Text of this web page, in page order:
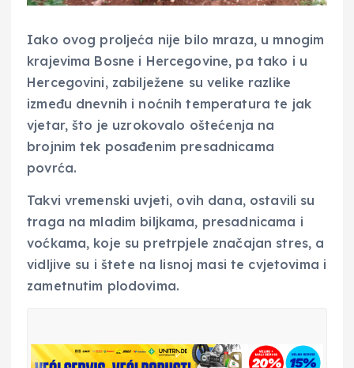
Iako ovog proljeća nije bilo mraza, u mnogim
krajevima Bosne i Hercegovine, pa tako i u
Hercegovini, zabilježene su velike razlike
između dnevnih i noćnih temperatura te jak
vjetar, što je uzrokovalo oštećenja na
brojnim tek posađenim presadnicama
povrća.
Takvi vremenski uvjeti, ovih dana, ostavili su
traga na mladim biljkama, presadnicama i
voćkama, koje su pretrpjele značajan stres, a
vidljive su i štete na lisnoj masi te cvjetovima i
zametnutim plodovima.